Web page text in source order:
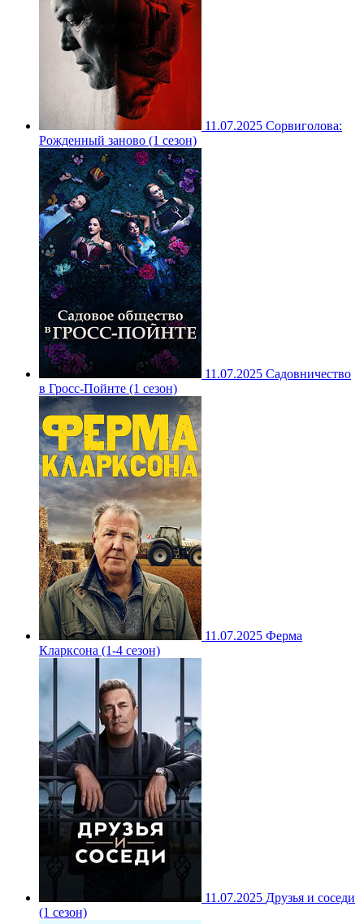
11.07.2025 Сорвиголова:
Рожденный заново (1 сезон)
11.07.2025 Садовничество
в Гросс-Пойнте (1 сезон)
11.07.2025 Ферма
Кларксона (1-4 сезон)
11.07.2025 Друзья и соседи
(1 сезон)